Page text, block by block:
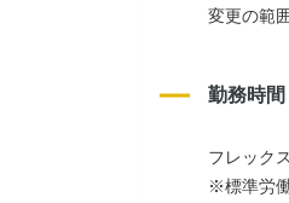
変更の範
勤務時間
フレック
※標準労